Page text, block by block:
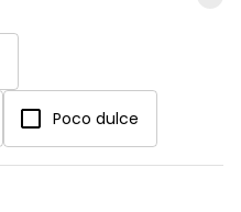
Poco dulce